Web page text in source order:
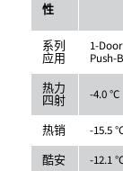
性
系列
应用
1-
Push-
热力
四射 -4.0 °C
热销
-15.5
酷安
-12.1